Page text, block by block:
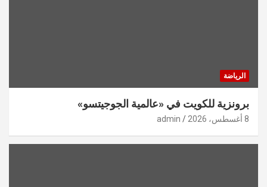
الرياضة
برونزية للكويت في «عالمية الجوجيتسو»
8 أغسطس، 2026 admin